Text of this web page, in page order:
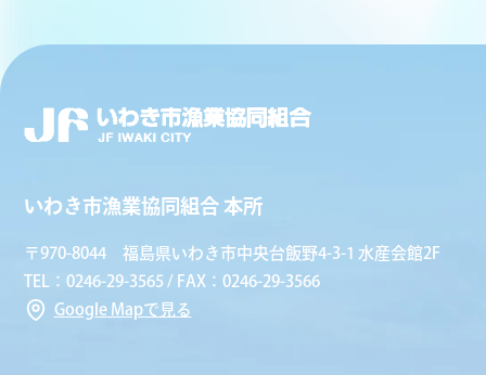
いわき市漁業協同組合 本所
〒970-8044 福島県いわき市中央台飯野4-3-1 水産会館2F
TEL：0246-29-3565 / FAX：0246-29-3566
Google Mapで見る